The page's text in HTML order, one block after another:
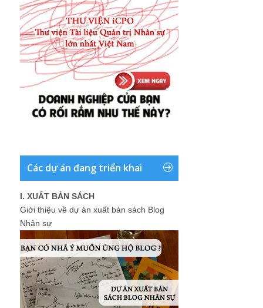
Các dự án đang triển khai
I. XUẤT BẢN SÁCH
Giới thiệu về dự án xuất bản sách Blog
Nhân sự